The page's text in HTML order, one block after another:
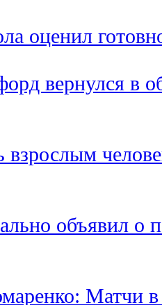
оценил
вернулся в
взрослым
объявил о
Матчи в